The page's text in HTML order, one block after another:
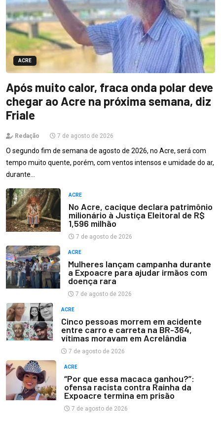
ACRE
Após muito calor, fraca onda polar deve
chegar ao Acre na próxima semana, diz
Friale
Redação 7 de agosto de 2026
O segundo fim de semana de agosto de 2026, no Acre, será com
tempo muito quente, porém, com ventos intensos e umidade do ar,
durante…
ACRE
No Acre, cacique declara patrimônio
milionário à Justiça Eleitoral de R$
1,596 milhão
7 de agosto de 2026
ACRE
Mulheres lançam campanha durante
a Expoacre para ajudar irmãos com
doença rara
7 de agosto de 2026
ACRE
Cinco pessoas morrem em acidente
entre carro e carreta na BR-364,
vítimas moravam em Acrelândia
7 de agosto de 2026
ACRE
“Por que essa macaca ganhou?”:
ofensa racista contra Rainha da
Expoacre termina em prisão
7 de agosto de 2026